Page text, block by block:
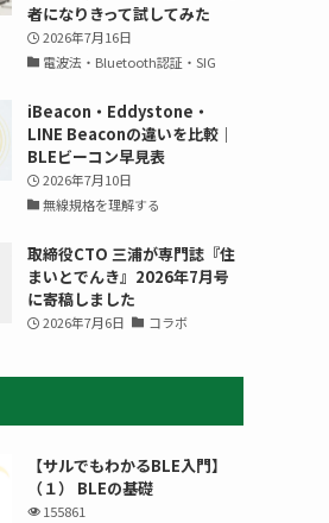
者になりきって試してみた
2026年7月16日
電波法・Bluetooth認証・SIG
iBeacon・Eddystone・
LINE Beaconの違いを比較｜
BLEビーコン早見表
2026年7月10日
無線規格を理解する
取締役CTO 三浦が専門誌『住
まいとでんき』2026年7月号
に寄稿しました
2026年7月6日 コラボ
【サルでもわかるBLE入門】
（１） BLEの基礎
155861